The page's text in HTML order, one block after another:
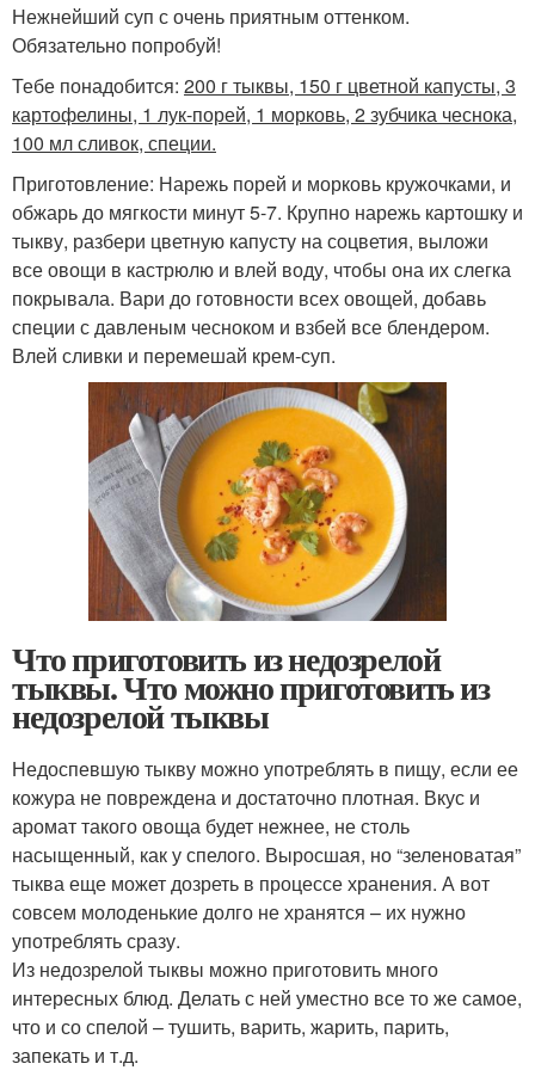
Нежнейший суп с очень приятным оттенком.
Обязательно попробуй!
Тебе понадобится: 200 г тыквы, 150 г цветной капусты, 3
картофелины, 1 лук-порей, 1 морковь, 2 зубчика чеснока,
100 мл сливок, специи.
Приготовление: Нарежь порей и морковь кружочками, и
обжарь до мягкости минут 5-7. Крупно нарежь картошку и
тыкву, разбери цветную капусту на соцветия, выложи
все овощи в кастрюлю и влей воду, чтобы она их слегка
покрывала. Вари до готовности всех овощей, добавь
специи с давленым чесноком и взбей все блендером.
Влей сливки и перемешай крем-суп.
Что приготовить из недозрелой
тыквы. Что можно приготовить из
недозрелой тыквы
Недоспевшую тыкву можно употреблять в пищу, если ее
кожура не повреждена и достаточно плотная. Вкус и
аромат такого овоща будет нежнее, не столь
насыщенный, как у спелого. Выросшая, но “зеленоватая”
тыква еще может дозреть в процессе хранения. А вот
совсем молоденькие долго не хранятся – их нужно
употреблять сразу.
Из недозрелой тыквы можно приготовить много
интересных блюд. Делать с ней уместно все то же самое,
что и со спелой – тушить, варить, жарить, парить,
запекать и т.д.